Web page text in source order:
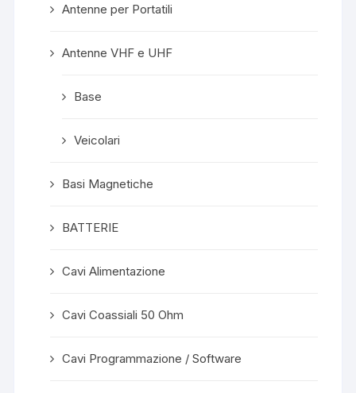
Antenne per Portatili
Antenne VHF e UHF
Base
Veicolari
Basi Magnetiche
BATTERIE
Cavi Alimentazione
Cavi Coassiali 50 Ohm
Cavi Programmazione / Software